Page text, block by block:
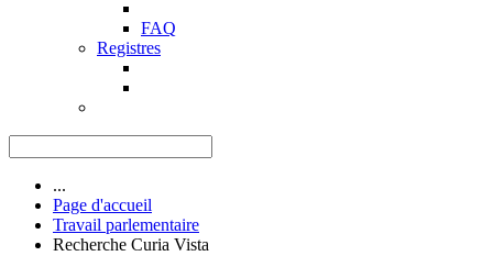
FAQ
Registres
...
Page d'accueil
Travail parlementaire
Recherche Curia Vista